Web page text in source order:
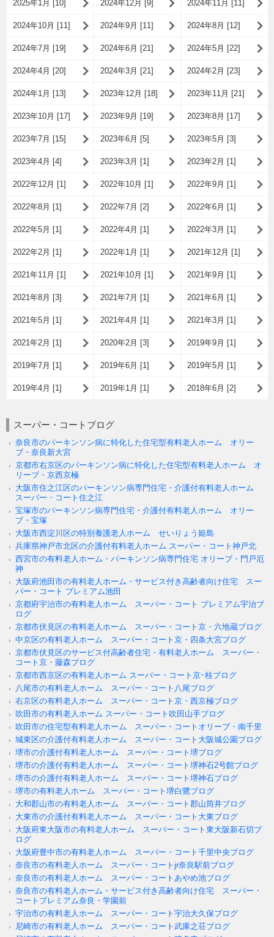
2025年1月 [10] 2024年12月 [9] 2024年11月 [11]
2024年10月 [11] 2024年9月 [11] 2024年8月 [12]
2024年7月 [19] 2024年6月 [21] 2024年5月 [22]
2024年4月 [20] 2024年3月 [21] 2024年2月 [23]
2024年1月 [13] 2023年12月 [18] 2023年11月 [21]
2023年10月 [17] 2023年9月 [19] 2023年8月 [17]
2023年7月 [15] 2023年6月 [5] 2023年5月 [3]
2023年4月 [4] 2023年3月 [1] 2023年2月 [1]
2022年12月 [1] 2022年10月 [1] 2022年9月 [1]
2022年8月 [1] 2022年7月 [2] 2022年6月 [1]
2022年5月 [1] 2022年4月 [1] 2022年3月 [1]
2022年2月 [1] 2022年1月 [1] 2021年12月 [1]
2021年11月 [1] 2021年10月 [1] 2021年9月 [1]
2021年8月 [3] 2021年7月 [1] 2021年6月 [1]
2021年5月 [1] 2021年4月 [1] 2021年3月 [1]
2021年2月 [1] 2020年2月 [3] 2019年9月 [1]
2019年7月 [1] 2019年6月 [1] 2019年5月 [1]
2019年4月 [1] 2019年1月 [1] 2018年6月 [2]
スーパー・コートブログ
奈良市のパーキンソン病に特化した住宅型有料老人ホーム オリー
ブ・奈良新大宮
京都市右京区のパーキンソン病に特化した住宅型有料老人ホーム オ
リーブ・京西京極
大阪市住之江区のパーキンソン病専門住宅・介護付有料老人ホーム
スーパー・コート住之江
宝塚市のパーキンソン病専門住宅・介護付有料老人ホーム オリー
ブ・宝塚
大阪市西淀川区の特別養護老人ホーム せいりょう姫島
兵庫県神戸市北区の介護付有料老人ホーム スーパー・コート神戸北
西宮市の有料老人ホーム・パーキンソン病専門住宅 オリーブ・門戸厄
神
大阪府池田市の有料老人ホーム・サービス付き高齢者向け住宅 スー
パー・コート プレミアム池田
京都府宇治市の有料老人ホーム スーパー・コート プレミアム宇治ブ
ログ
京都市伏見区の有料老人ホーム スーパー・コート京・六地蔵ブログ
中京区の有料老人ホーム スーパー・コート京・四条大宮ブログ
京都市伏見区のサービス付高齢者住宅・有料老人ホーム スーパー・
コート京・藤森ブログ
京都市西京区の有料老人ホーム スーパー・コート京･桂ブログ
八尾市の有料老人ホーム スーパー・コート八尾ブログ
右京区の有料老人ホーム スーパー・コート京・西京極ブログ
吹田市の有料老人ホーム スーパー・コート吹田山手ブログ
吹田市の住宅型有料老人ホーム スーパー・コートオリーブ・南千里
城東区の介護付有料老人ホーム スーパー・コート大阪城公園ブログ
堺市の介護付有料老人ホーム スーパー・コート堺ブログ
堺市の介護付有料老人ホーム スーパー・コート堺神石2号館ブログ
堺市の介護付有料老人ホーム スーパー・コート堺神石ブログ
堺市の有料老人ホーム スーパー・コート堺白鷺ブログ
大和郡山市の有料老人ホーム スーパー・コート郡山筒井ブログ
大東市の介護付有料老人ホーム スーパー・コート大東ブログ
大阪府東大阪市の有料老人ホーム スーパー・コート東大阪新石切ブ
ログ
大阪府豊中市の有料老人ホーム スーパー・コート千里中央ブログ
奈良市の有料老人ホーム スーパー・コートjr奈良駅前ブログ
奈良市の有料老人ホーム スーパー・コートあやめ池ブログ
奈良市の有料老人ホーム・サービス付き高齢者向け住宅 スーパー・
コートプレミアム奈良・学園前
宇治市の有料老人ホーム スーパー・コート宇治大久保ブログ
尼崎市の有料老人ホーム スーパー・コート武庫之荘ブログ